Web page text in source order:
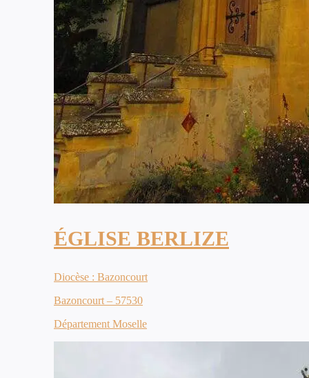
ÉGLISE BERLIZE
Diocèse : Bazoncourt
Bazoncourt – 57530
Département Moselle